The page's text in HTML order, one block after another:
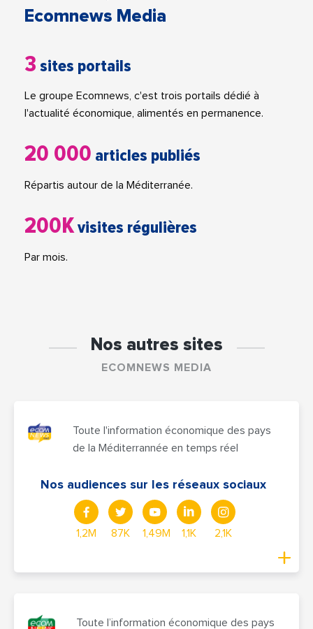
Ecomnews Media
3 sites portails
Le groupe Ecomnews, c'est trois portails dédié à
l'actualité économique, alimentés en permanence.
20 000 articles publiés
Répartis autour de la Méditerranée.
200Kvisites régulières
Par mois.
Nos autres sites
ECOMNEWS MEDIA
Toute l'information économique des pays
de la Méditerrannée en temps réel
Nos audiences sur les réseaux sociaux
1,2M 87K 1,49M 1,1K 2,1K
Toute l’information économique des pays